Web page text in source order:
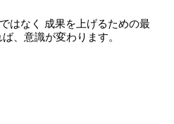
はなく 成果を上げるための最
、意識が変わります。